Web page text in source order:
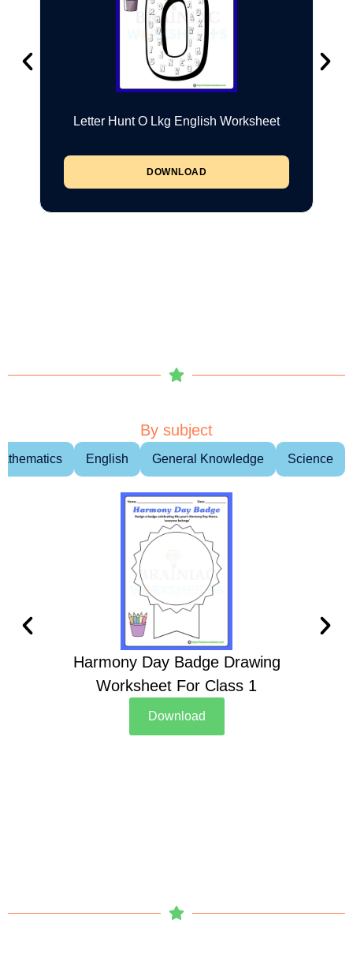
Letter Hunt O Lkg English Worksheet
DOWNLOAD
By subject
English General Knowledge Science
Harmony Day Badge Drawing
Worksheet For Class 1
Download